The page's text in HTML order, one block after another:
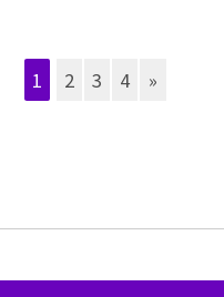
1 2 3 4 »